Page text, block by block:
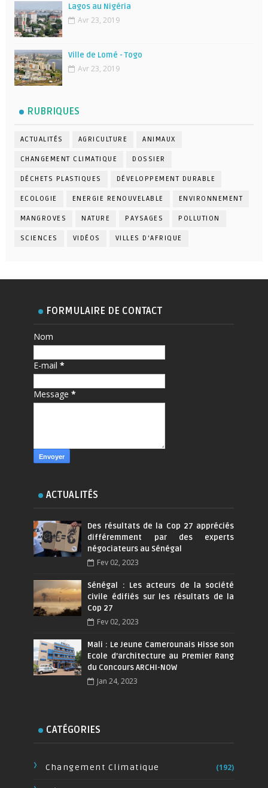
Lagos au Nigéria
Avr 23, 2019
Ville de Lomé - Togo
Avr 23, 2019
RUBRIQUES
ACTUALITÉS AGRICULTURE ANIMAUX
CHANGEMENT CLIMATIQUE DOSSIER
DÉCHETS PLASTIQUES DÉVELOPPEMENT DURABLE
ECOLOGIE ENERGIE RENOUVELABLE ENVIRONNEMENT
MANGROVES NATURE PAYSAGES POLLUTION
SCIENCES VIDÉOS VILLES D'AFRIQUE
FORMULAIRE DE CONTACT
Nom
E-mail*
Message*
ACTUALITÉS
Des résultats de la Cop 27 appréciés
différemment par des experts
négociateurs au Sénégal
Fev 02, 2023
Sénégal : Les acteurs de la société
civile édifiés sur les résultats de la
Cop 27
Fev 02, 2023
Mali : Le Jeune Camerounais Hisse son
Ecole d’architecture au Premier Rang
du Concours ARCHI-NOW
Jan 24, 2023
CATÉGORIES
Changement Climatique (192)